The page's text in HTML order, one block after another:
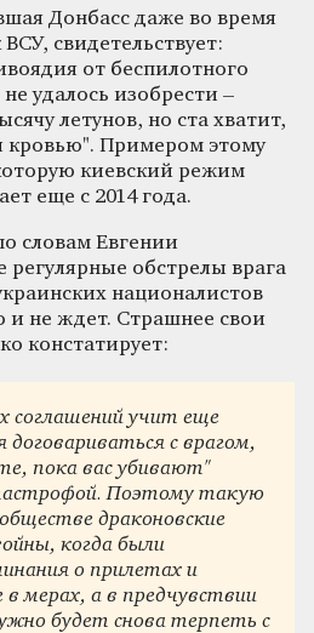
Донбасс даже во время
свидетельствует:
от беспилотного
удалось изобрести –
летунов, но ста хватит,
кровью". Примером этому
киевский режим
еще с 2014 года.
словам Евгении
обстрелы врага
националистов
и не ждет. Страшнее свои
констатирует:
соглашений учит еще
договариваться с врагом,
пока вас убивают"
Поэтому такую
драконовские
когда были
о прилетах и
в мерах, а в предчувствии
будет снова терпеть с